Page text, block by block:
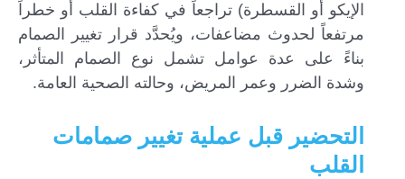
الإيكو أو القسطرة) تراجعاً في كفاءة القلب أو خطراً
مرتفعاً لحدوث مضاعفات، ويُحدَّد قرار تغيير الصمام
بناءً على عدة عوامل تشمل نوع الصمام المتأثر،
وشدة الضرر وعمر المريض، وحالته الصحية العامة.
التحضير قبل عملية تغيير صمامات
القلب